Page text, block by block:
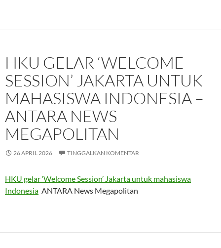
HKU GELAR ‘WELCOME
SESSION’ JAKARTA UNTUK
MAHASISWA INDONESIA –
ANTARA NEWS
MEGAPOLITAN
26 APRIL 2026 TINGGALKAN KOMENTAR
HKU gelar ‘Welcome Session’ Jakarta untuk mahasiswa
Indonesia ANTARA News Megapolitan